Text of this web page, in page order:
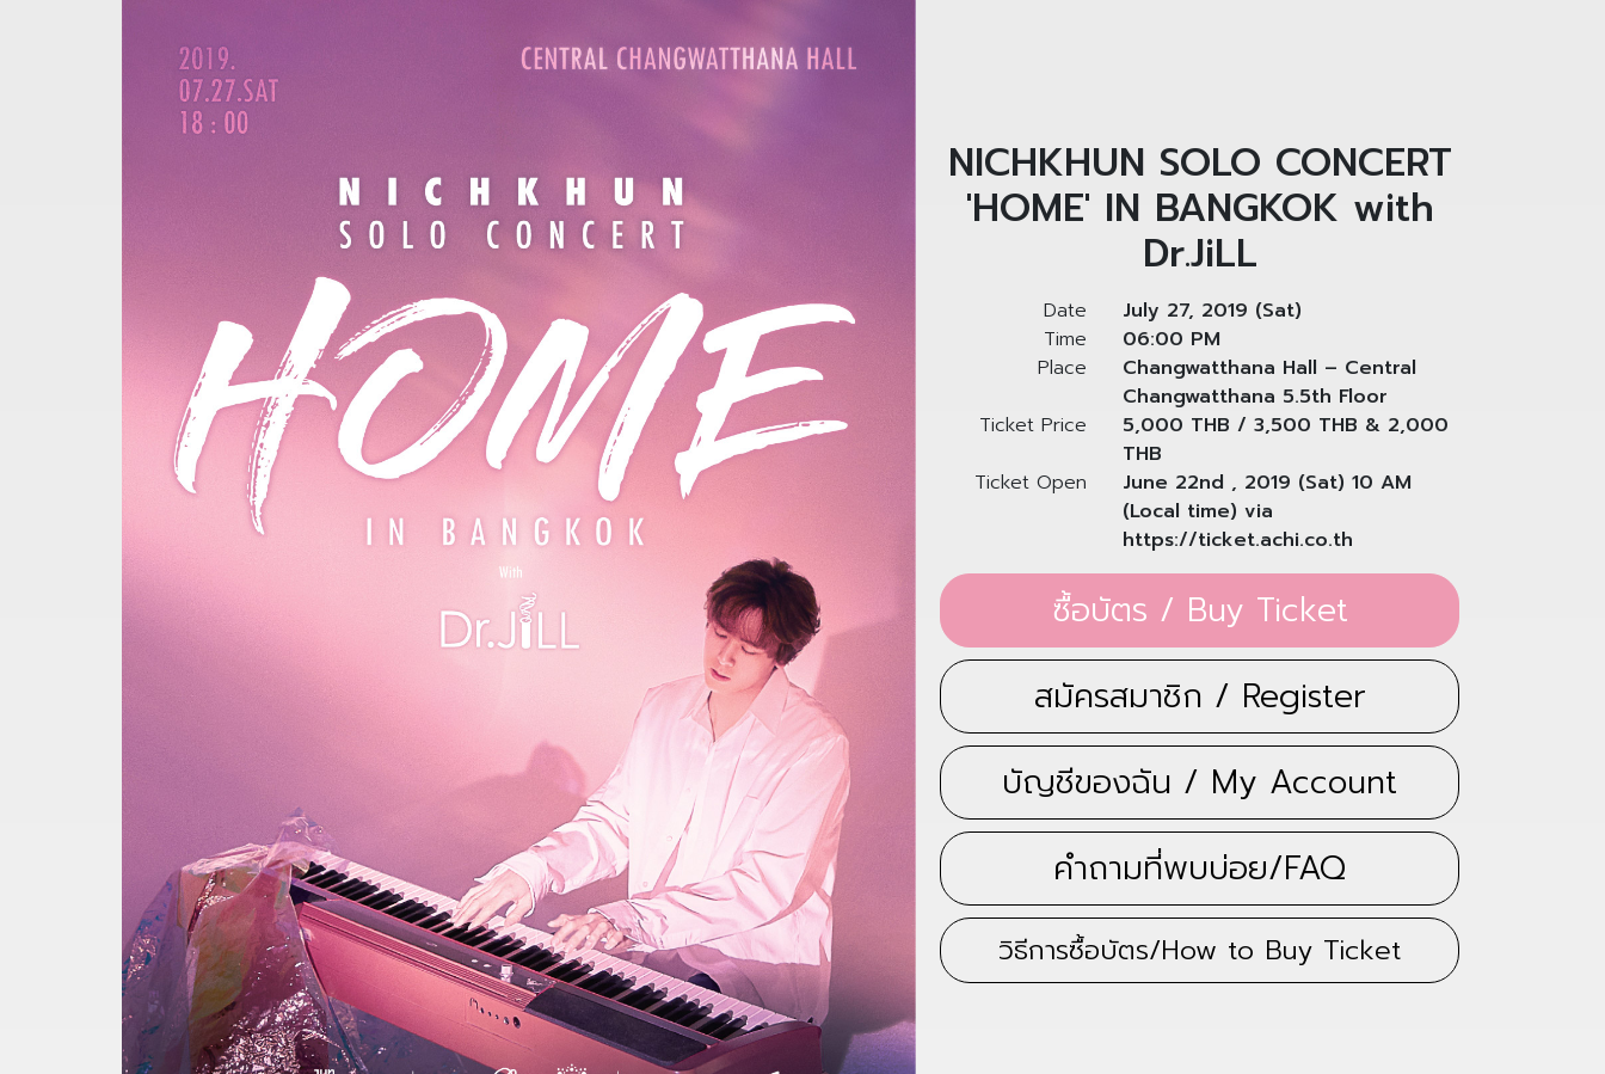
NICHKHUN SOLO CONCERT
'HOME' IN BANGKOK with
Dr.JiLL
Date
July 27, 2019 (Sat)
Time
06:00 PM
Place
Changwatthana Hall – Central
Changwatthana 5.5th Floor
Ticket Price
5,000 THB / 3,500 THB & 2,000
THB
Ticket Open
June 22nd , 2019 (Sat) 10 AM
(Local time) via
https://ticket.achi.co.th
ซื้อบัตร / Buy Ticket
สมัครสมาชิก / Register
บัญชีของฉัน / My Account
คำถามที่พบบ่อย/FAQ
วิธีการซื้อบัตร/How to Buy Ticket